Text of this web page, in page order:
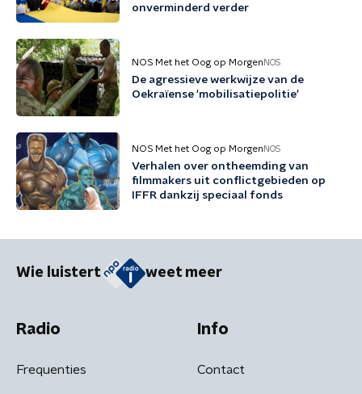
onverminderd verder
NOS Met het Oog op Morgen NOS
De agressieve werkwijze van de
Oekraïense 'mobilisatiepolitie'
NOS Met het Oog op Morgen NOS
Verhalen over ontheemding van
filmmakers uit conflictgebieden op
IFFR dankzij speciaal fonds
Wie luistert weet meer
Radio
Frequenties
Info
Contact